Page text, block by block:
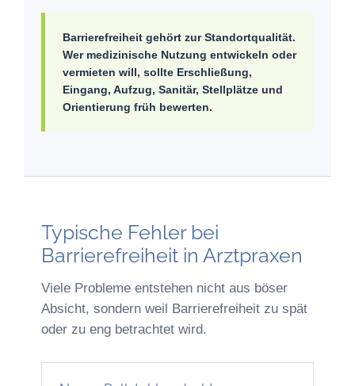
Barrierefreiheit gehört zur Standortqualität.
Wer medizinische Nutzung entwickeln oder
vermieten will, sollte Erschließung,
Eingang, Aufzug, Sanitär, Stellplätze und
Orientierung früh bewerten.
Typische Fehler bei
Barrierefreiheit in Arztpraxen
Viele Probleme entstehen nicht aus böser
Absicht, sondern weil Barrierefreiheit zu spät
oder zu eng betrachtet wird.